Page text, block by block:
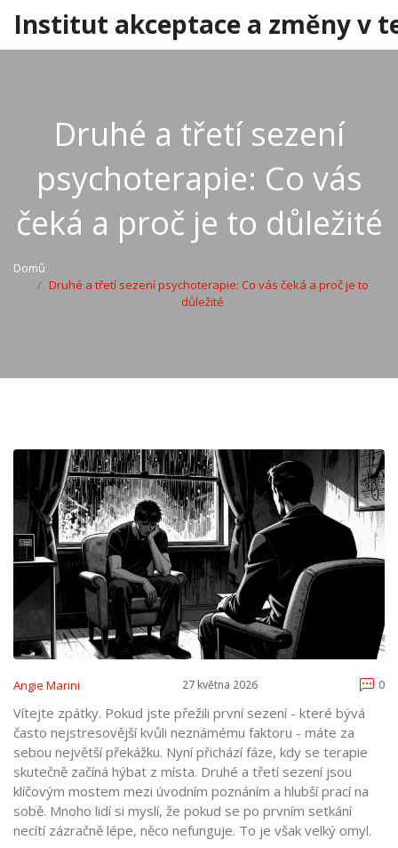
Institut akceptace a změny v
Druhé a třetí sezení
psychoterapie: Co vás
čeká a proč je to důležité
Domů
Druhé a třetí sezení psychoterapie: Co vás čeká a proč je to
důležité
Angie Marini 27 května 2026 0
Vítejte zpátky. Pokud jste přežili první sezení - které bývá
často nejstresovější kvůli neznámému faktoru - máte za
sebou největší překážku. Nyní přichází fáze, kdy se terapie
skutečně začíná hýbat z místa. Druhé a třetí sezení jsou
klíčovým mostem mezi úvodním poznáním a hlubší prací na
sobě. Mnoho lidí si myslí, že pokud se po prvním setkání
necítí zázračně lépe, něco nefunguje. To je však velký omyl.